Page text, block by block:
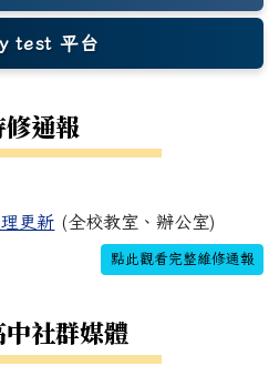
test 平台
(另開新視窗)
通報
更新 (全校教室、辦公室)
點此觀看完整維修通報
社群媒體